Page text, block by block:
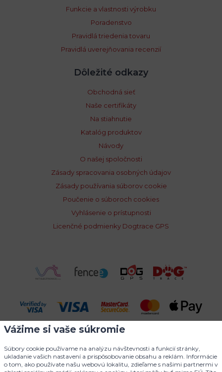
Funkcie a vlastnosti výrobku
Poradenstvo
Pravidlá triedenia tovaru
Pravidlá uverejňovania recenzií
Dôležité odkazy
Obchodná sieť
Naše certifikáty
Na stiahnutie
Katalóg produktov
Návody
O našej spoločnosti
Zásady spracovania osobných údajov
Zásady používania súborov cookie
Poučenie o súboroch cookies
Vyhlásenie o prístupnosti
Licenčné podmienky Dogtrace GPS
Vážime si vaše súkromie
Súbory cookie používame na analýzu návštevnosti a funkcií stránky,
ukladanie vašich nastavení a prispôsobovanie obsahu a reklám. Informácie
o tom, ako používate našu webovú lokalitu, zdieľame s našimi partnermi v